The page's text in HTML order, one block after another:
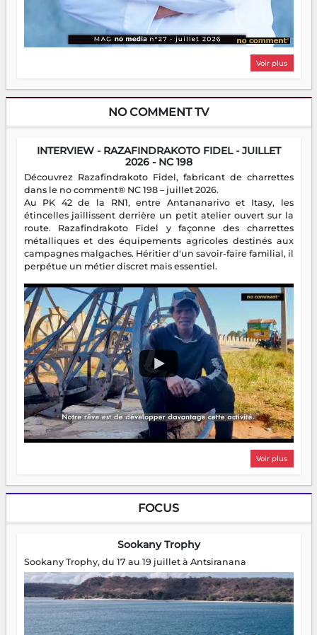
Voir plus
NO COMMENT TV
INTERVIEW - RAZAFINDRAKOTO FIDEL - JUILLET
2026 - NC 198
Découvrez Razafindrakoto Fidel, fabricant de charrettes
dans le no comment® NC 198 – juillet 2026.
Au PK 42 de la RN1, entre Antananarivo et Itasy, les
étincelles jaillissent derrière un petit atelier ouvert sur la
route. Razafindrakoto Fidel y façonne des charrettes
métalliques et des équipements agricoles destinés aux
campagnes malgaches. Héritier d'un savoir-faire familial, il
perpétue un métier discret mais essentiel.
Voir plus
FOCUS
Sookany Trophy
Sookany Trophy, du 17 au 19 juillet à Antsiranana